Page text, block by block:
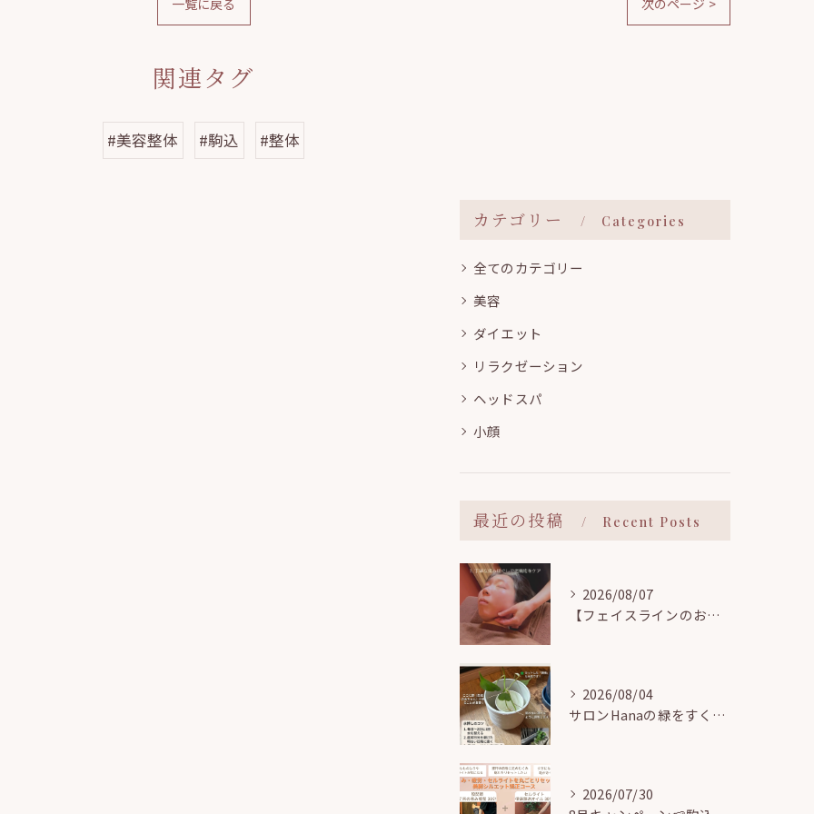
一覧に戻る 次のページ >
関連タグ
#美容整体 #駒込 #整体
カテゴリー Categories
全てのカテゴリー
美容
ダイエット
リラクゼーション
ヘッドスパ
小顔
最近の投稿 Recent Posts
2026/08/07
【フェイスラインのお悩み解決】小顔矯正で気になる顎まわりの「たるみ・むくみ」をすっきりリフトアップ！
2026/08/04
サロンHanaの緑をすくすく育てる🌱駒込で観葉植物の「水挿し」に挑戦中！
2026/07/30